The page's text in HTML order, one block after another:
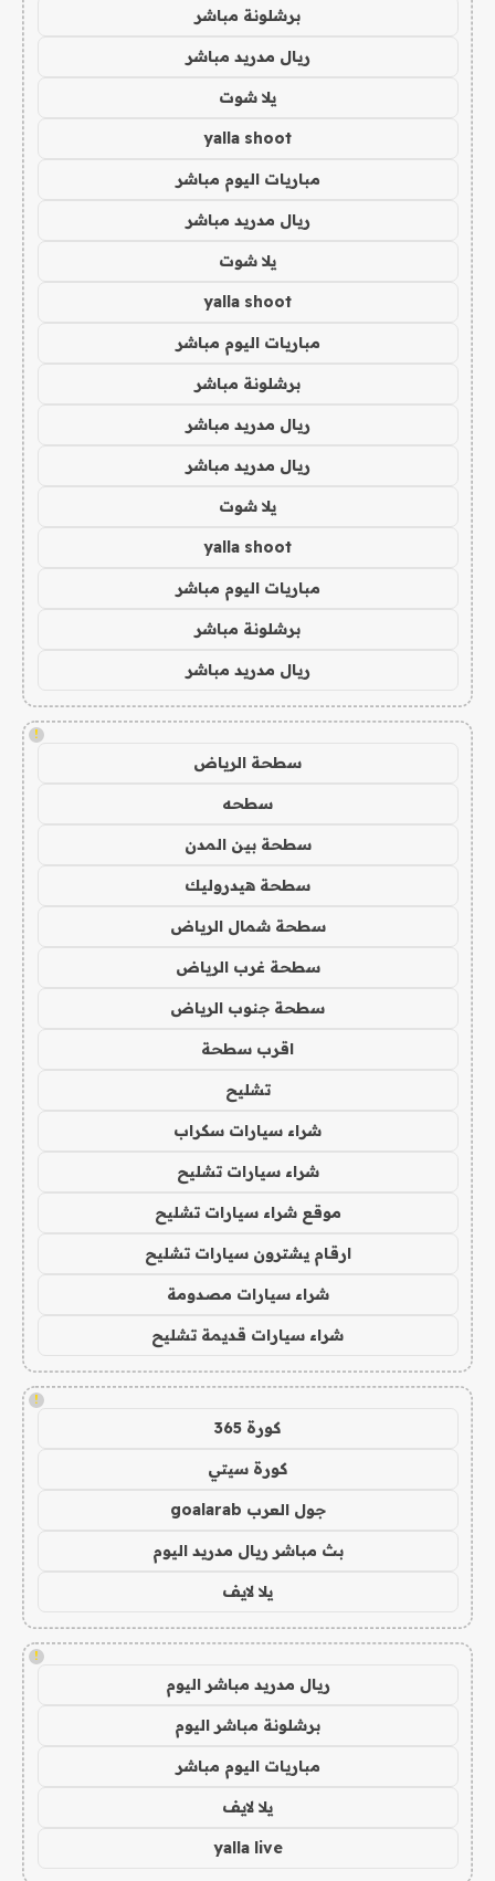
برشلونة مباشر
ريال مدريد مباشر
يلا شوت
yalla shoot
مباريات اليوم مباشر
ريال مدريد مباشر
يلا شوت
yalla shoot
مباريات اليوم مباشر
برشلونة مباشر
ريال مدريد مباشر
ريال مدريد مباشر
يلا شوت
yalla shoot
مباريات اليوم مباشر
برشلونة مباشر
ريال مدريد مباشر
!
سطحة الرياض
سطحه
سطحة بين المدن
سطحة هيدروليك
سطحة شمال الرياض
سطحة غرب الرياض
سطحة جنوب الرياض
اقرب سطحة
تشليح
شراء سيارات سكراب
شراء سيارات تشليح
موقع شراء سيارات تشليح
ارقام يشترون سيارات تشليح
شراء سيارات مصدومة
شراء سيارات قديمة تشليح
!
كورة 365
كورة سيتي
جول العرب goalarab
بث مباشر ريال مدريد اليوم
يلا لايف
!
ريال مدريد مباشر اليوم
برشلونة مباشر اليوم
مباريات اليوم مباشر
يلا لايف
yalla live